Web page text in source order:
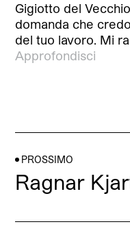
Gigiotto del
domanda che
del tuo lavoro. Mi
Approfondisci
PROSSIMO
Ragnar